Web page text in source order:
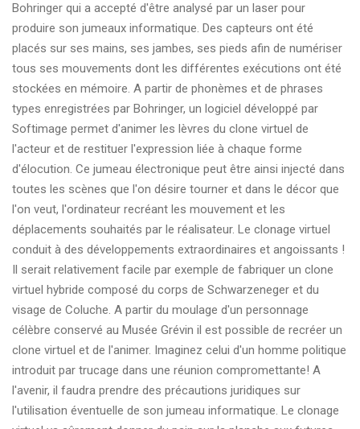
Bohringer qui a accepté d'être analysé par un laser pour
produire son jumeaux informatique. Des capteurs ont été
placés sur ses mains, ses jambes, ses pieds afin de numériser
tous ses mouvements dont les différentes exécutions ont été
stockées en mémoire. A partir de phonèmes et de phrases
types enregistrées par Bohringer, un logiciel développé par
Softimage permet d'animer les lèvres du clone virtuel de
l'acteur et de restituer l'expression liée à chaque forme
d'élocution. Ce jumeau électronique peut être ainsi injecté dans
toutes les scènes que l'on désire tourner et dans le décor que
l'on veut, l'ordinateur recréant les mouvement et les
déplacements souhaités par le réalisateur. Le clonage virtuel
conduit à des développements extraordinaires et angoissants !
Il serait relativement facile par exemple de fabriquer un clone
virtuel hybride composé du corps de Schwarzeneger et du
visage de Coluche. A partir du moulage d'un personnage
célèbre conservé au Musée Grévin il est possible de recréer un
clone virtuel et de l'animer. Imaginez celui d'un homme politique
introduit par trucage dans une réunion compromettante! A
l'avenir, il faudra prendre des précautions juridiques sur
l'utilisation éventuelle de son jumeau informatique. Le clonage